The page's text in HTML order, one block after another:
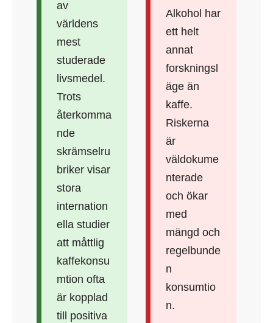
av
världens
mest
studerade
livsmedel.
Trots
återkomma
nde
skrämselru
briker visar
stora
internation
ella studier
att måttlig
kaffekonsu
mtion ofta
är kopplad
till positiva
Alkohol har
ett helt
annat
forskningsl
äge än
kaffe.
Riskerna
är
väldokume
nterade
och ökar
med
mängd och
regelbunde
n
konsumtio
n.